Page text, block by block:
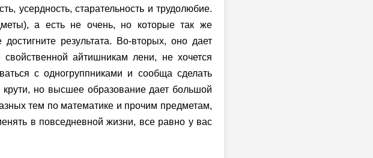
усердность, старательность и трудолюбие.
а есть не очень, но которые так же
результата. Во-вторых, оно дает
айтишникам лени, не хочется
с одногруппниками и сообща сделать
но высшее образование дает большой
тем по математике и прочим предметам,
в повседневной жизни, все равно у вас